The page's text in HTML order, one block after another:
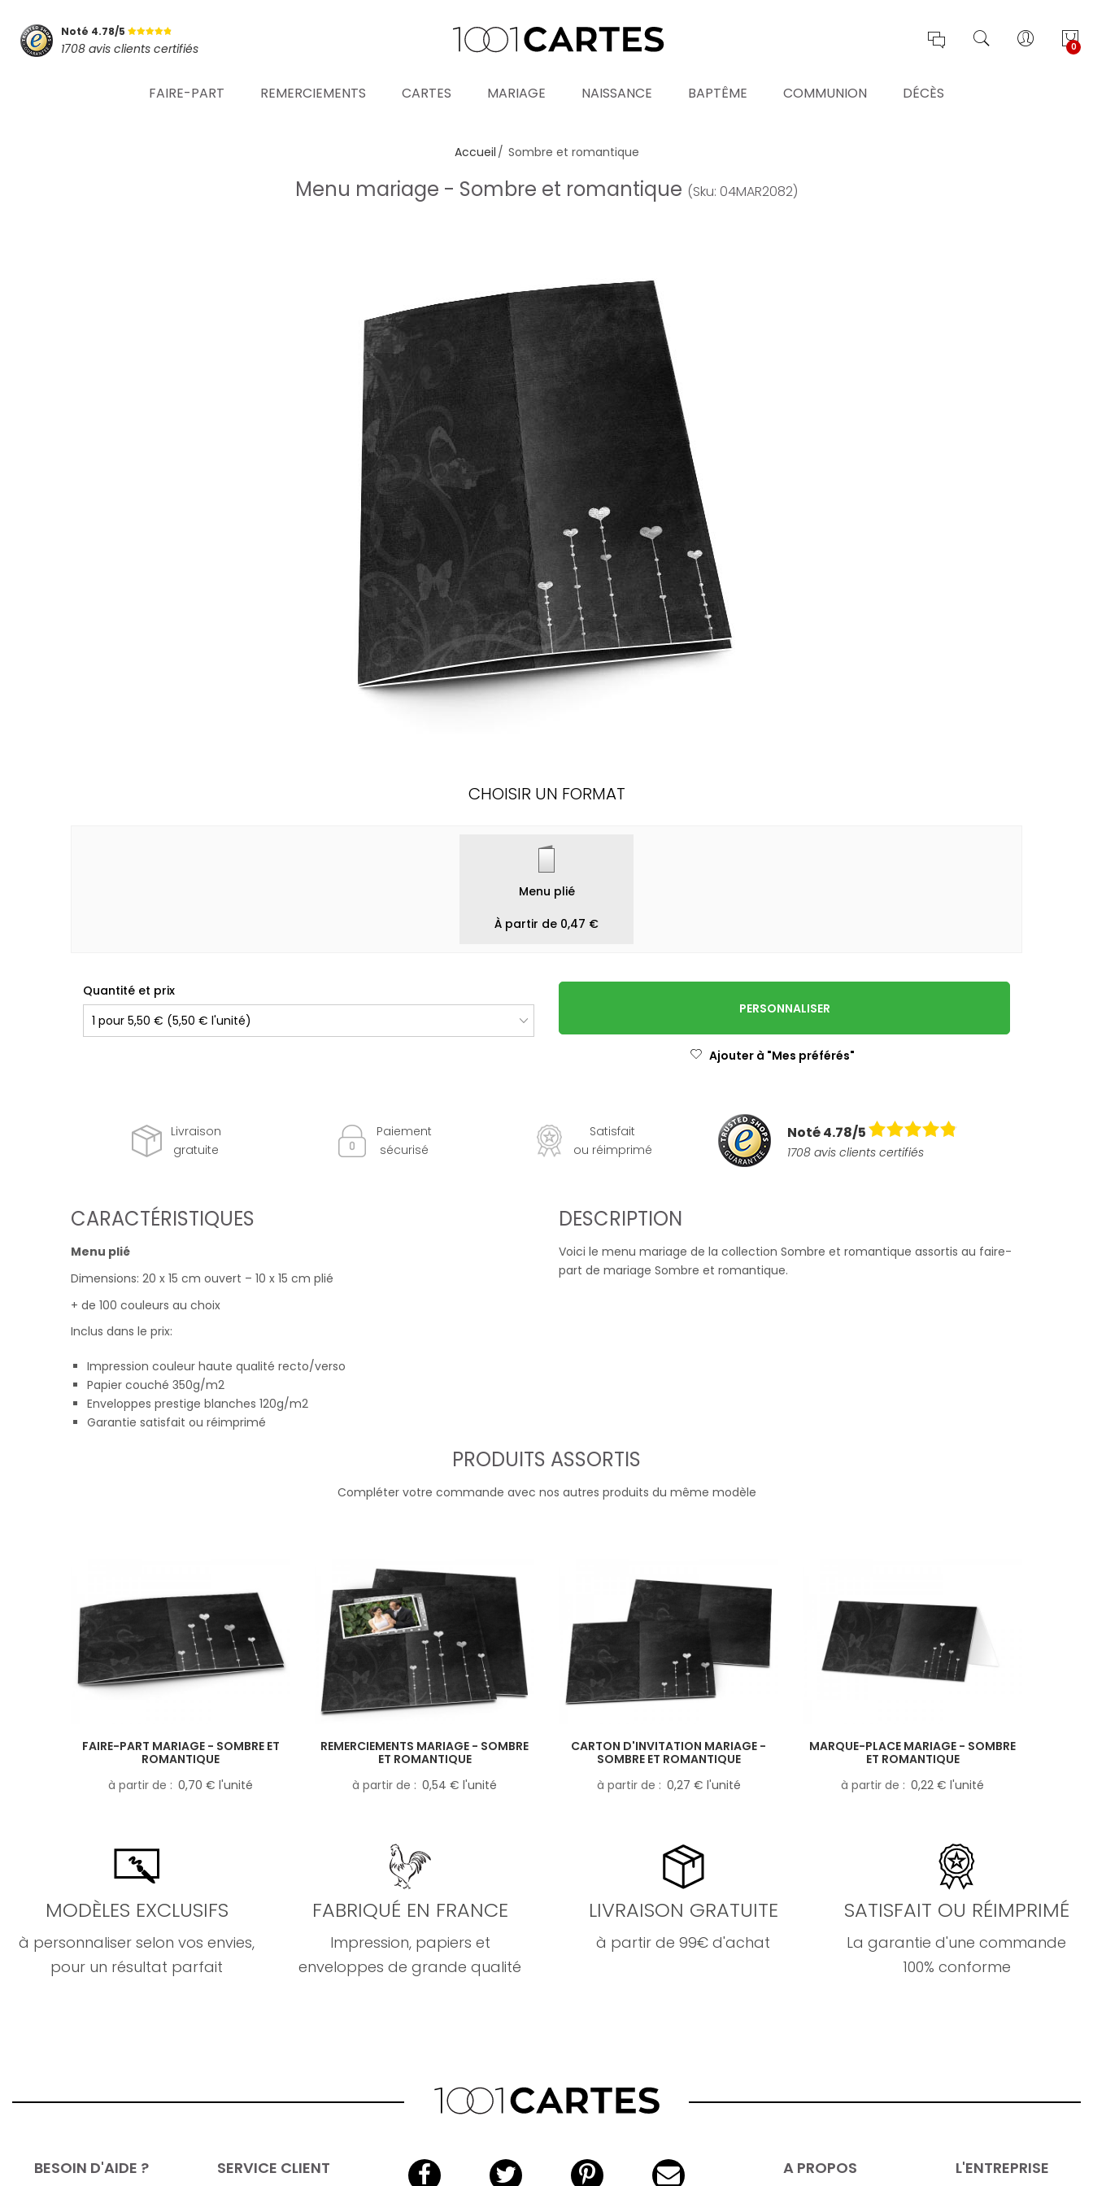
Noté 4.78/5
1708 avis clients certifiés 0
FAIRE-PART REMERCIEMENTS CARTES MARIAGE NAISSANCE BAPTÊME COMMUNION DÉCÈS
Mot de passe oublié ?
SE CONNECTER
Accueil Sombre et romantique
Menu mariage - Sombre et romantique (Sku: 04MAR2082)
CHOISIR UN FORMAT
Menu plié
À partir de 0,47 €
Quantité et prix
PERSONNALISER
Ajouter à "Mes préférés"
Livraison
gratuite
Paiement
sécurisé
Satisfait
ou réimprimé
Noté 4.78/5
1708 avis clients certifiés
CARACTÉRISTIQUES
Menu plié
Dimensions: 20 x 15 cm ouvert – 10 x 15 cm plié
+ de 100 couleurs au choix
Inclus dans le prix:
Impression couleur haute qualité recto/verso
Papier couché 350g/m2
Enveloppes prestige blanches 120g/m2
Garantie satisfait ou réimprimé
DESCRIPTION
Voici le menu mariage de la collection Sombre et romantique assortis au faire-
part de mariage Sombre et romantique.
PRODUITS ASSORTIS
Compléter votre commande avec nos autres produits du même modèle
FAIRE-PART MARIAGE - SOMBRE ET
ROMANTIQUE
à partir de
0,70 € l'unité
REMERCIEMENTS MARIAGE - SOMBRE
ET ROMANTIQUE
à partir de
0,54 € l'unité
CARTON D'INVITATION MARIAGE -
SOMBRE ET ROMANTIQUE
à partir de
0,27 € l'unité
MARQUE-PLACE MARIAGE - SOMBRE
ET ROMANTIQUE
à partir de
0,22 € l'unité
MODÈLES EXCLUSIFS
à personnaliser selon vos envies,
pour un résultat parfait
FABRIQUÉ EN FRANCE
Impression, papiers et
enveloppes de grande qualité
LIVRAISON GRATUITE
à partir de 99€ d'achat
SATISFAIT OU RÉIMPRIMÉ
La garantie d'une commande
100% conforme
BESOIN D'AIDE ? SERVICE CLIENT A PROPOS L'ENTREPRISE